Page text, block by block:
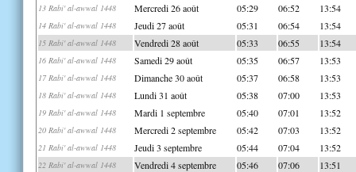
13 Rabi' al-awwal 1448 Mercredi 26 août 05:29 06:52 13:54
14 Rabi' al-awwal 1448 Jeudi 27 août 05:31 06:54 13:54
15 Rabi' al-awwal 1448 Vendredi 28 août 05:33 06:55 13:54
16 Rabi' al-awwal 1448 Samedi 29 août 05:35 06:57 13:53
17 Rabi' al-awwal 1448 Dimanche 30 août 05:37 06:58 13:53
18 Rabi' al-awwal 1448 Lundi 31 août 05:38 07:00 13:53
19 Rabi' al-awwal 1448 Mardi 1 septembre 05:40 07:01 13:52
20 Rabi' al-awwal 1448 Mercredi 2 septembre 05:42 07:03 13:52
21 Rabi' al-awwal 1448 Jeudi 3 septembre 05:44 07:04 13:52
22 Rabi' al-awwal 1448 Vendredi 4 septembre 05:46 07:06 13:51